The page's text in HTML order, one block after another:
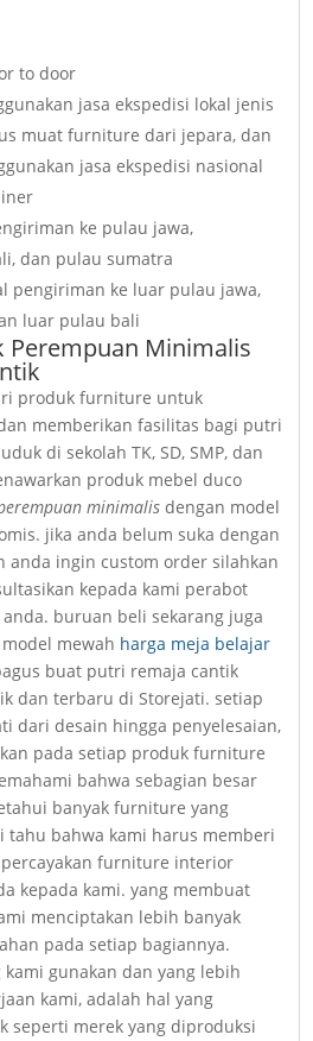
to door
jasa ekspedisi lokal jenis
muat furniture dari jepara, dan
jasa ekspedisi nasional
ke pulau jawa,
dan pulau sumatra
pengiriman ke luar pulau jawa,
luar pulau bali
Perempuan Minimalis
produk furniture untuk
memberikan fasilitas bagi putri
di sekolah TK, SD, SMP, dan
produk mebel duco
minimalis dengan model
jika anda belum suka dengan
ingin custom order silahkan
kepada kami perabot
buruan beli sekarang juga
mewah harga meja belajar
buat putri remaja cantik
dan terbaru di Storejati. setiap
dari desain hingga penyelesaian,
pada setiap produk furniture
bahwa sebagian besar
banyak furniture yang
tahu bahwa kami harus memberi
furniture interior
kepada kami. yang membuat
menciptakan lebih banyak
pada setiap bagiannya.
gunakan dan yang lebih
kami, adalah hal yang
seperti merek yang diproduksi